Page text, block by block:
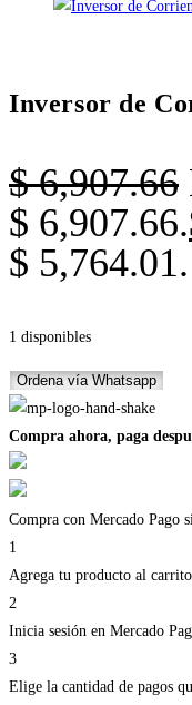
Inversor de
$6,907.66
$ 6,907.66.
$ 5,764.01.
1 disponibles
Ordena vía Whatsapp
Compra ahora, paga
Compra con Mercado Pago
1
Agrega tu producto al
2
Inicia sesión en Mercado
3
Elige la cantidad de pagos